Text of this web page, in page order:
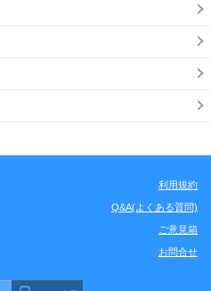
利用規約
Q&A(よくある質問)
ご意見箱
お問合せ